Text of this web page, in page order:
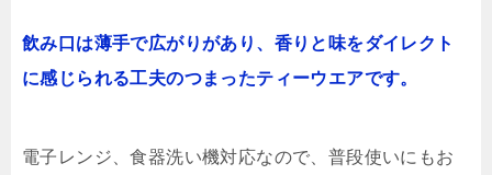
飲み口は薄手で広がりがあり、香りと味をダイレクト
に感じられる工夫のつまったティーウエアです。
電子レンジ、食器洗い機対応なので、普段使いにもお